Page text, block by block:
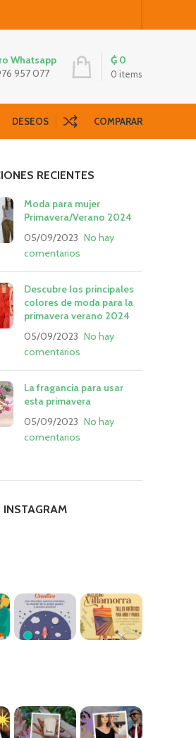
Whatsapp
957 077
0 items
₲ 0
DESEOS COMPARAR
RECIENTES
Moda para mujer
Primavera/Verano 2024
05/09/2023 No hay
comentarios
Descubre los principales
colores de moda para la
primavera verano 2024
05/09/2023 No hay
comentarios
La fragancia para usar
esta primavera
05/09/2023 No hay
comentarios
INSTAGRAM